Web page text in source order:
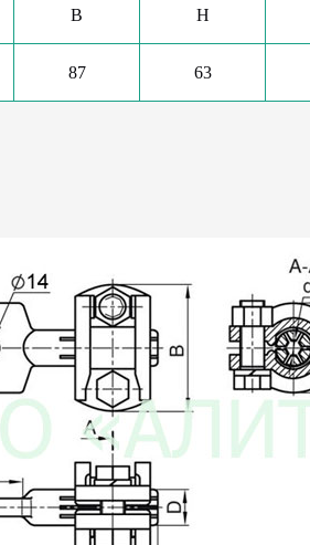
B H
87 63